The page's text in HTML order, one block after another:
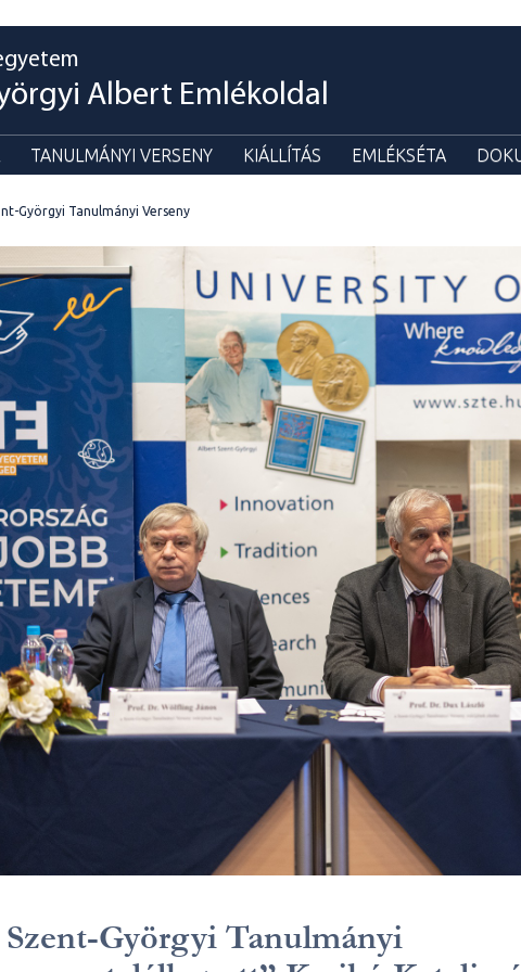
Albert Emlékoldal
TANULMÁNYI VERSENY KIÁLLÍTÁS EMLÉKSÉTA
Györgyi Tanulmányi Verseny
Györgyi Tanulmányi